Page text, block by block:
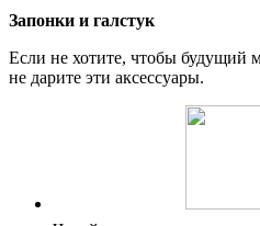
Запонки и галстук
Если не хотите, чтобы будущий
не дарите эти аксессуары.